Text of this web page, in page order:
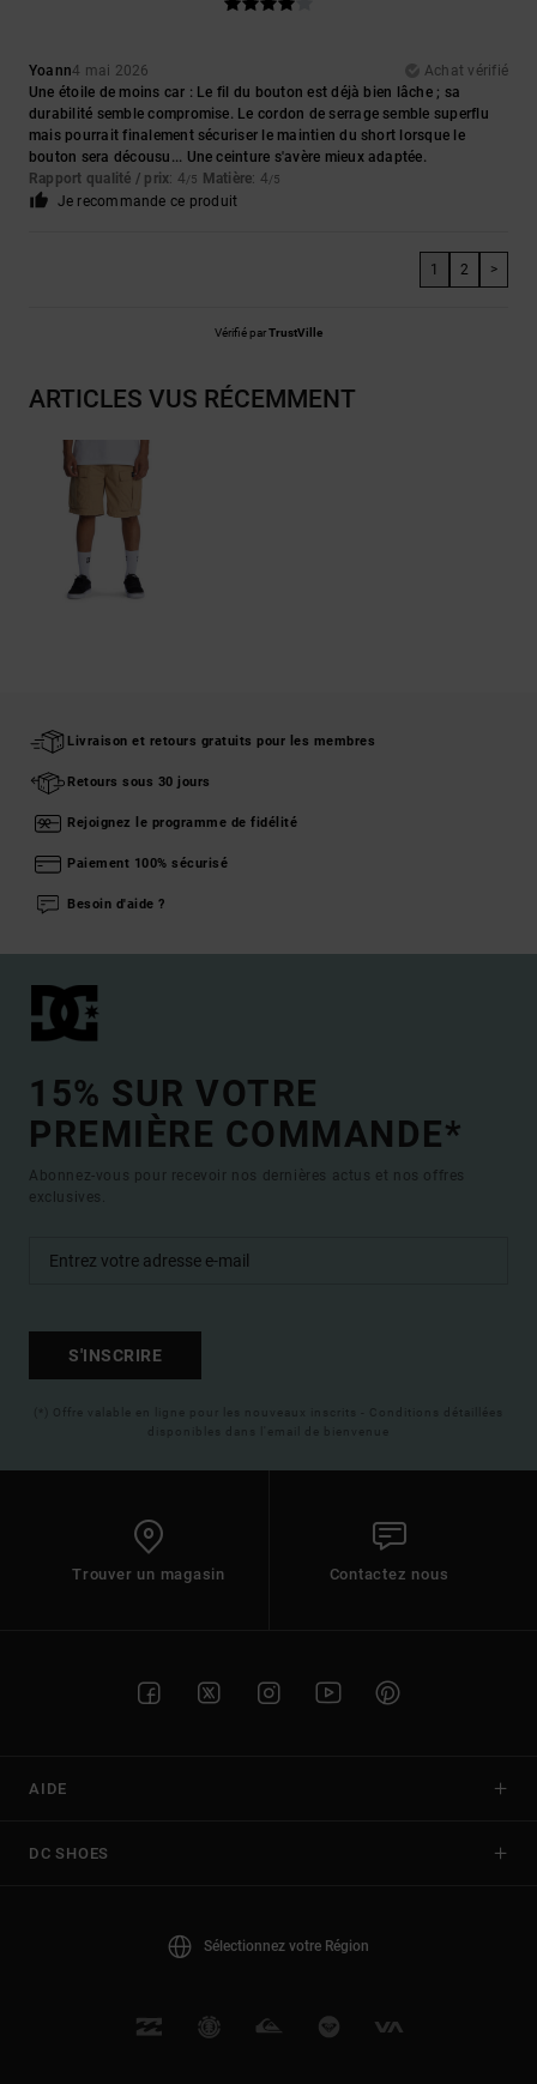
Yoann4 mai 2026
Achat vérifié
Une étoile de moins car : Le fil du bouton est déjà bien lâche ; sa
durabilité semble compromise. Le cordon de serrage semble superflu
mais pourrait finalement sécuriser le maintien du short lorsque le
bouton sera décousu... Une ceinture s'avère mieux adaptée.
Rapport qualité / prix: 4/5 Matière: 4/5
Je recommande ce produit
1 2 >
Vérifié parTrustVille
ARTICLES VUS RÉCEMMENT
Livraison et retours gratuits pour les membres
Retours sous 30 jours
Rejoignez le programme de fidélité
Paiement 100% sécurisé
Besoin d'aide ?
15% SUR VOTRE
PREMIÈRE COMMANDE*
Abonnez-vous pour recevoir nos dernières actus et nos offres
exclusives.
S'INSCRIRE
(*) Offre valable en ligne pour les nouveaux inscrits - Conditions détaillées
disponibles dans l'email de bienvenue
Trouver un magasin Contactez nous
AIDE
DC SHOES
Sélectionnez votre Région